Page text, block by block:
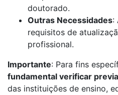
doutorado.
Outras Necessidades:
requisitos de
profissional.
Importante: Para fins
fundamental verificar
das instituições de ensino,